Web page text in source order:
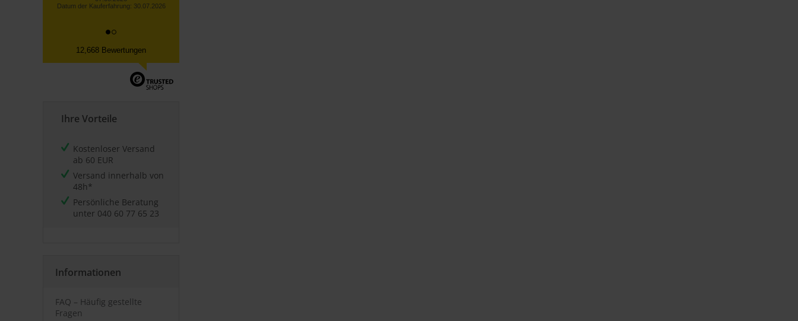
12,668 Bewertungen
Ihre Vorteile
Kostenloser Versand
ab 60 EUR
Versand innerhalb von
48h*
Persönliche Beratung
unter 040 60 77 65 23
Informationen
FAQ – Häufig gestellte
Fragen